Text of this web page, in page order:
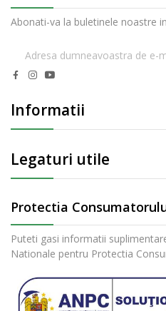
Abonati-va la buletinele noastre
Informatii
Legaturi utile
Protectia
Puteti gasi informatii
Nationale pentru Protectia